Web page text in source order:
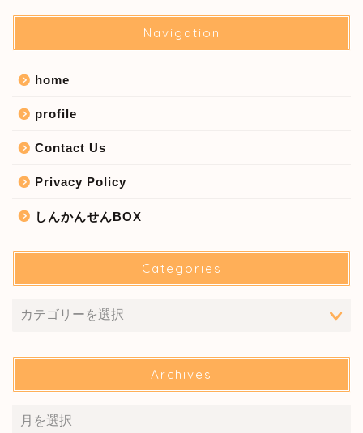
Navigation
home
profile
Contact Us
Privacy Policy
しんかんせんBOX
Categories
Archives